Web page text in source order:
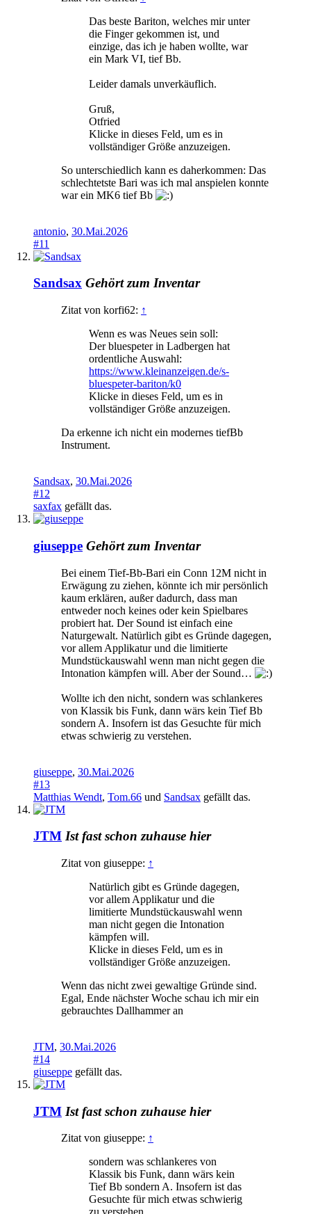
Das beste Bariton, welches mir unter
die Finger gekommen ist, und
einzige, das ich je haben wollte, war
ein Mark VI, tief Bb.
Leider damals unverkäuflich.
Gruß,
Otfried
Klicke in dieses Feld, um es in
vollständiger Größe anzuzeigen.
So unterschiedlich kann es daherkommen: Das
schlechtetste Bari was ich mal anspielen konnte
war ein MK6 tief Bb
antonio, 30.Mai.2026
#11
Sandsax Gehört zum Inventar
Zitat von korfi62: ↑
Wenn es was Neues sein soll:
Der bluespeter in Ladbergen hat
ordentliche Auswahl:
https://www.kleinanzeigen.de/s-
bluespeter-bariton/k0
Klicke in dieses Feld, um es in
vollständiger Größe anzuzeigen.
Da erkenne ich nicht ein modernes tiefBb
Instrument.
Sandsax, 30.Mai.2026
#12
saxfax gefällt das.
giuseppe Gehört zum Inventar
Bei einem Tief-Bb-Bari ein Conn 12M nicht in
Erwägung zu ziehen, könnte ich mir persönlich
kaum erklären, außer dadurch, dass man
entweder noch keines oder kein Spielbares
probiert hat. Der Sound ist einfach eine
Naturgewalt. Natürlich gibt es Gründe dagegen,
vor allem Applikatur und die limitierte
Mundstückauswahl wenn man nicht gegen die
Intonation kämpfen will. Aber der Sound…
Wollte ich den nicht, sondern was schlankeres
von Klassik bis Funk, dann wärs kein Tief Bb
sondern A. Insofern ist das Gesuchte für mich
etwas schwierig zu verstehen.
giuseppe, 30.Mai.2026
#13
Matthias Wendt, Tom.66 und Sandsax gefällt das.
JTM Ist fast schon zuhause hier
Zitat von giuseppe: ↑
Natürlich gibt es Gründe dagegen,
vor allem Applikatur und die
limitierte Mundstückauswahl wenn
man nicht gegen die Intonation
kämpfen will.
Klicke in dieses Feld, um es in
vollständiger Größe anzuzeigen.
Wenn das nicht zwei gewaltige Gründe sind.
Egal, Ende nächster Woche schau ich mir ein
gebrauchtes Dallhammer an
JTM, 30.Mai.2026
#14
giuseppe gefällt das.
JTM Ist fast schon zuhause hier
Zitat von giuseppe: ↑
sondern was schlankeres von
Klassik bis Funk, dann wärs kein
Tief Bb sondern A. Insofern ist das
Gesuchte für mich etwas schwierig